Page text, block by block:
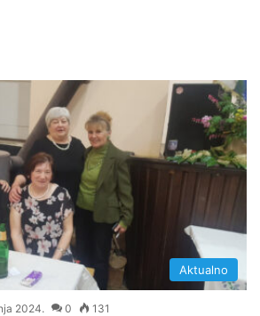
Aktualno
2024. 0 131